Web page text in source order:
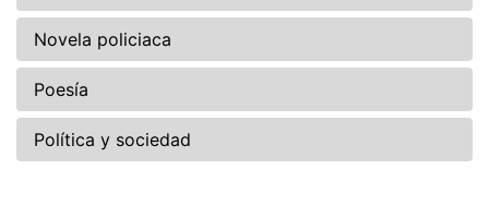
Novela policiaca
Poesía
Política y sociedad